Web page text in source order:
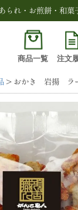
られ・お煎餅・和菓
商品一覧 注文
おかき 岩揚 ラ